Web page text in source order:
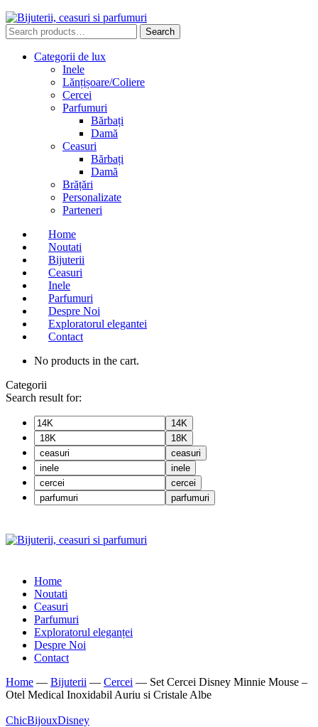
Search
for:
Search
Categorii de lux
Inele
Lănțișoare/Coliere
Cercei
Parfumuri
Bărbați
Damă
Ceasuri
Bărbați
Damă
Brățări
Personalizate
Parteneri
Home
Noutati
Bijuterii
Ceasuri
Inele
Parfumuri
Despre Noi
Exploratorul elegantei
Contact
No products in the cart.
Categorii
Search result for:
14K
18K
ceasuri
inele
cercei
parfumuri
Home
Noutati
Ceasuri
Parfumuri
Exploratorul eleganței
Despre Noi
Contact
Home — Bijuterii — Cercei — Set Cercei Disney Minnie Mouse –
Otel Medical Inoxidabil Auriu si Cristale Albe
ChicBijouxDisney